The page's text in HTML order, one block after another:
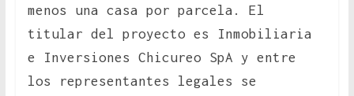
menos una casa por parcela. El
titular del proyecto es Inmobiliaria
e Inversiones Chicureo SpA y entre
los representantes legales se